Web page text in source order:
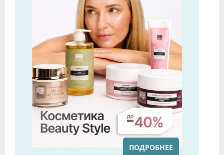
ПОДРОБНЕЕ